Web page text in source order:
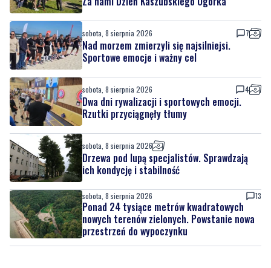
sobota, 8 sierpnia 2026 7
Nad morzem zmierzyli się najsilniejsi.
Sportowe emocje i ważny cel
sobota, 8 sierpnia 2026 4
Dwa dni rywalizacji i sportowych emocji.
Rzutki przyciągnęły tłumy
sobota, 8 sierpnia 2026
Drzewa pod lupą specjalistów. Sprawdzają
ich kondycję i stabilność
sobota, 8 sierpnia 2026 13
Ponad 24 tysiące metrów kwadratowych
nowych terenów zielonych. Powstanie nowa
przestrzeń do wypoczynku